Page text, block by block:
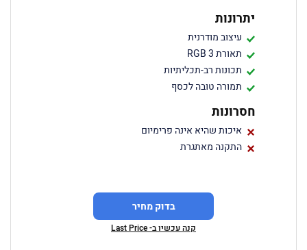
יתרונות
עיצוב מודרנית
תאורת RGB 3
תכונות רב-תכליתיות
תמורה טובה לכסף
חסרונות
איכות שהיא אינה פרימיום
התקנה מאתגרת
בדוק מחיר
קנה עכשיו ב- Last Price